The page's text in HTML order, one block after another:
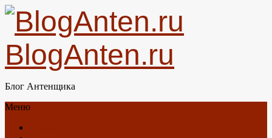
BlogAnten.ru
Блог Антенщика
Меню